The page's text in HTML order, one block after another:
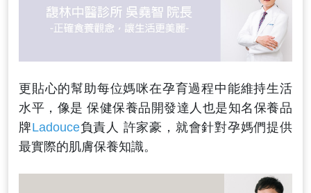
更貼心的幫助每位媽咪在孕育過程中能維持生活
水平，像是 保健保養品開發達人也是知名保養品
牌Ladouce負責人 許家豪，就會針對孕媽們提供
最實際的肌膚保養知識。